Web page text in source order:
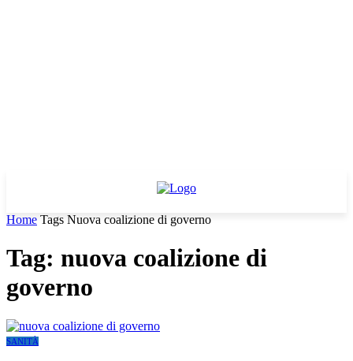
Home Tags Nuova coalizione di governo
Tag: nuova coalizione di
governo
SANITÀ